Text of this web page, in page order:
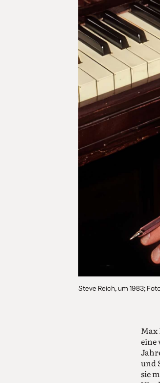
Steve Reich, um 1983;
Max
eine
und
sie